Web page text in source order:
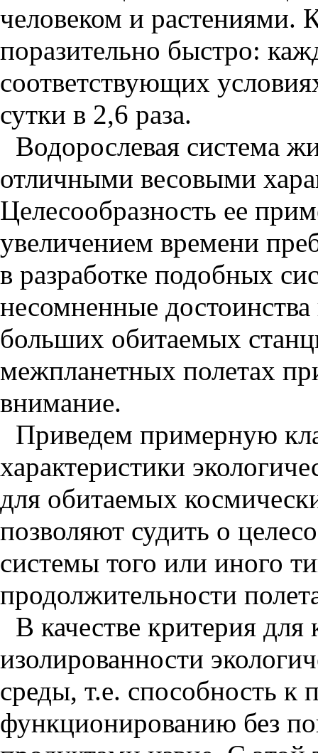
человеком и растениями.
поразительно быстро:
соответствующих
сутки в 2,6 раза.
Водорослевая система
отличными весовыми
Целесообразность ее
увеличением времени
в разработке подобных
несомненные
больших обитаемых
межпланетных полетах
внимание.
Приведем примерную
характеристики
для обитаемых
позволяют судить о
системы того или иного
продолжительности
В качестве критерия для
изолированности
среды, т.е. способность к
функционированию без